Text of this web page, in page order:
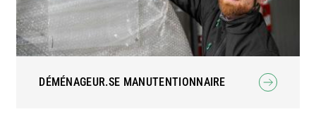
DÉMÉNAGEUR.SE MANUTENTIONNAIRE